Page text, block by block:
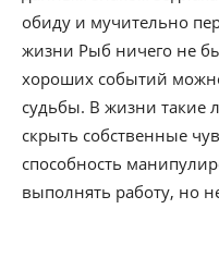
обиду и мучительно
жизни Рыб ничего не
хороших событий
судьбы. В жизни такие
скрыть собственные
способность
выполнять работу, но